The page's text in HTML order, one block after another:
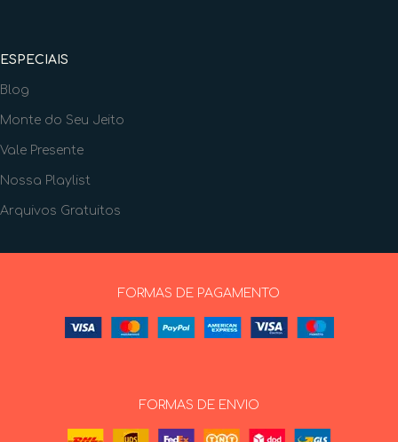
ESPECIAIS
Blog
Monte do Seu Jeito
Vale Presente
Nossa Playlist
Arquivos Gratuitos
FORMAS DE PAGAMENTO
FORMAS DE ENVIO